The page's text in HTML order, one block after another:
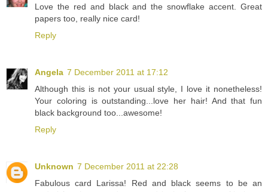
Love the red and black and the snowflake accent. Great
papers too, really nice card!
Reply
Angela 7 December 2011 at 17:12
Although this is not your usual style, I love it nonetheless!
Your coloring is outstanding...love her hair! And that fun
black background too...awesome!
Reply
Unknown 7 December 2011 at 22:28
Fabulous card Larissa! Red and black seems to be an